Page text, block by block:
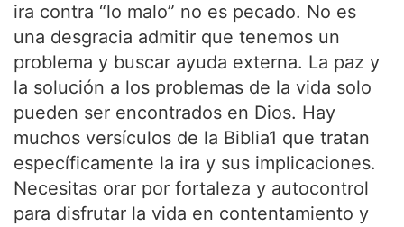
ira contra “lo malo” no es pecado. No es
una desgracia admitir que tenemos un
problema y buscar ayuda externa. La paz y
la solución a los problemas de la vida solo
pueden ser encontrados en Dios. Hay
muchos versículos de la Biblia1 que tratan
específicamente la ira y sus implicaciones.
Necesitas orar por fortaleza y autocontrol
para disfrutar la vida en contentamiento y